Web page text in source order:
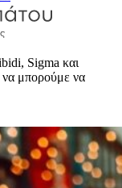
–
Sigma και
να μπορούμε να